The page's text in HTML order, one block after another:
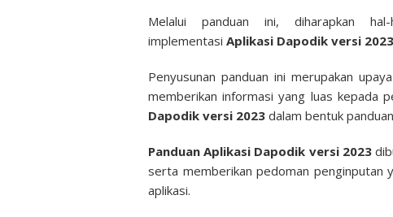
Melalui panduan ini, diharapkan
implementasi Aplikasi Dapodik versi 2023
Penyusunan panduan ini merupakan
memberikan informasi yang luas kepada
Dapodik versi 2023 dalam bentuk
Panduan Aplikasi Dapodik versi 2023
serta memberikan pedoman penginputan
aplikasi.